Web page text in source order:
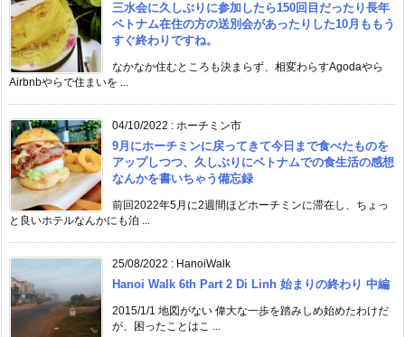
三水会に久しぶりに参加したら150回目だったり長年
ベトナム在住の方の送別会があったりした10月ももう
すぐ終わりですね。
なかなか住むところも決まらず、相変わらすAgodaやら
Airbnbやらで住まいを ...
04/10/2022 : ホーチミン市
9月にホーチミンに戻ってきて今日まで食べたものを
アップしつつ、久しぶりにベトナムでの食生活の感想
なんかを書いちゃう備忘録
前回2022年5月に2週間ほどホーチミンに滞在し、ちょっ
と良いホテルなんかにも泊 ...
25/08/2022 : HanoiWalk
Hanoi Walk 6th Part 2 Di Linh 始まりの終わり 中編
2015/1/1 地図がない 偉大な一歩を踏みしめ始めたわけだ
が、困ったことはこ ...